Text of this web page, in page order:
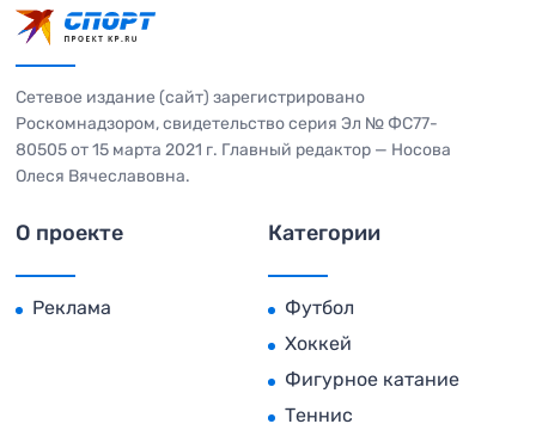
Сетевое издание (сайт) зарегистрировано
Роскомнадзором, свидетельство серия Эл № ФС77-
80505 от 15 марта 2021 г. Главный редактор — Носова
Олеся Вячеславовна.
О проекте
Реклама
Категории
Футбол
Хоккей
Фигурное катание
Теннис